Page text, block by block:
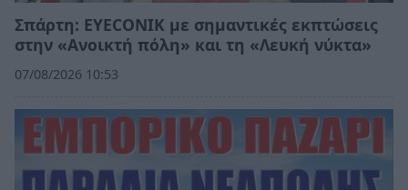
Σπάρτη: EYECONIK με σημαντικές εκπτώσεις
στην «Ανοικτή πόλη» και τη «Λευκή νύκτα»
07/08/2026 10:53